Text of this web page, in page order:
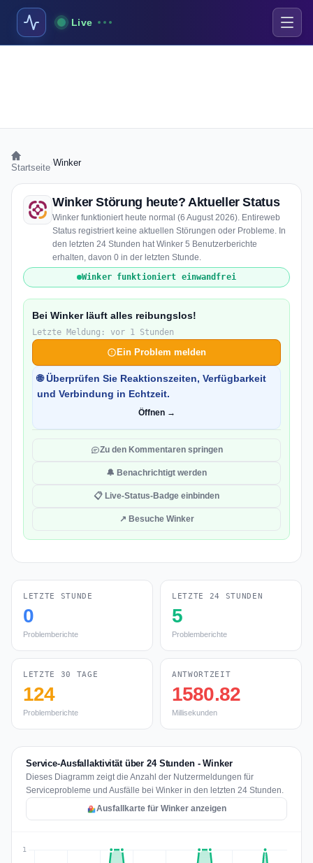
Live
Startseite Winker
Winker Störung heute? Aktueller Status
Winker funktioniert heute normal (6 August 2026). Entireweb
Status registriert keine aktuellen Störungen oder Probleme. In
den letzten 24 Stunden hat Winker 5 Benutzerberichte
erhalten, davon 0 in der letzten Stunde.
Winker funktioniert einwandfrei
Bei Winker läuft alles reibungslos!
Letzte Meldung: vor 1 Stunden
Ein Problem melden
🌐 Überprüfen Sie Reaktionszeiten, Verfügbarkeit
und Verbindung in Echtzeit.
Öffnen →
Zu den Kommentaren springen
🔔 Benachrichtigt werden
📋 Live-Status-Badge einbinden
↗ Besuche Winker
LETZTE STUNDE
0
Problemberichte
LETZTE 24 STUNDEN
5
Problemberichte
LETZTE 30 TAGE
124
Problemberichte
ANTWORTZEIT
1580.82
Millisekunden
Service-Ausfallaktivität über 24 Stunden - Winker
Dieses Diagramm zeigt die Anzahl der Nutzermeldungen für
Serviceprobleme und Ausfälle bei Winker in den letzten 24 Stunden.
Ausfallkarte für Winker anzeigen